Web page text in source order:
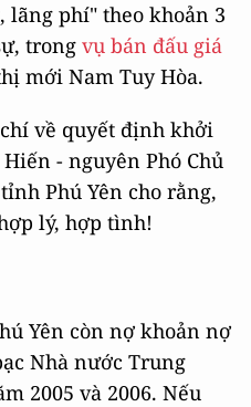
lãng phí" theo khoản 3
trong vụ bán đấu giá
mới Nam Tuy Hòa.
về quyết định khởi
- nguyên Phó Chủ
Phú Yên cho rằng,
lý, hợp tình!
Yên còn nợ khoản nợ
Nhà nước Trung
2005 và 2006. Nếu